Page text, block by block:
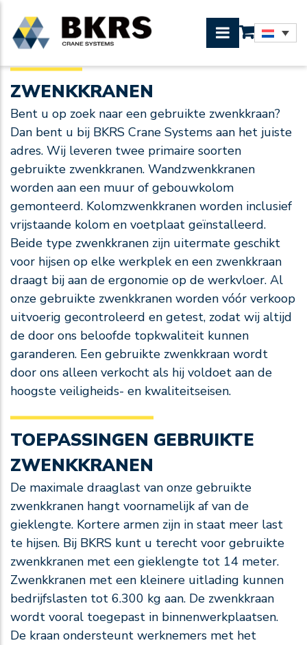
ZWENKKRANEN
Bent u op zoek naar een gebruikte zwenkkraan?
Dan bent u bij BKRS Crane Systems aan het juiste
adres. Wij leveren twee primaire soorten
gebruikte zwenkkranen. Wandzwenkkranen
worden aan een muur of gebouwkolom
gemonteerd. Kolomzwenkkranen worden inclusief
vrijstaande kolom en voetplaat geïnstalleerd.
Beide type zwenkkranen zijn uitermate geschikt
voor hijsen op elke werkplek en een zwenkkraan
draagt bij aan de ergonomie op de werkvloer. Al
onze gebruikte zwenkkranen worden vóór verkoop
uitvoerig gecontroleerd en getest, zodat wij altijd
de door ons beloofde topkwaliteit kunnen
garanderen. Een gebruikte zwenkkraan wordt
door ons alleen verkocht als hij voldoet aan de
hoogste veiligheids- en kwaliteitseisen.
TOEPASSINGEN GEBRUIKTE
ZWENKKRANEN
De maximale draaglast van onze gebruikte
zwenkkranen hangt voornamelijk af van de
gieklengte. Kortere armen zijn in staat meer last
te hijsen. Bij BKRS kunt u terecht voor gebruikte
zwenkkranen met een gieklengte tot 14 meter.
Zwenkkranen met een kleinere uitlading kunnen
bedrijfslasten tot 6.300 kg aan. De zwenkkraan
wordt vooral toegepast in binnenwerkplaatsen.
De kraan ondersteunt werknemers met het